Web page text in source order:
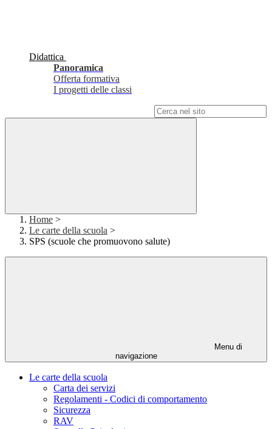
Didattica
Panoramica
Offerta formativa
I progetti delle classi
Home >
Le carte della scuola >
SPS (scuole che promuovono salute)
Menu di
navigazione
Le carte della scuola
Carta dei servizi
Regolamenti - Codici di comportamento
Sicurezza
RAV